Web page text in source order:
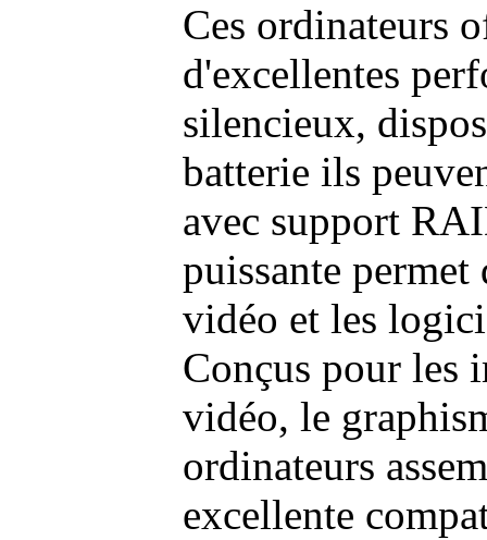
Ces ordinateurs
d'excellentes
silencieux,
batterie ils
avec support
puissante permet
vidéo et les
Conçus pour les
vidéo, le
ordinateurs
excellente